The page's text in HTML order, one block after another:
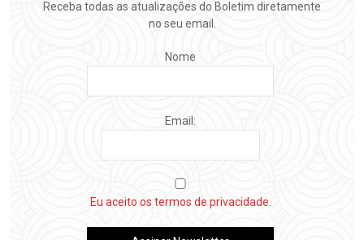
Receba todas as atualizações do Boletim diretamente
no seu email.
Nome
Email:
Eu aceito os termos de privacidade.